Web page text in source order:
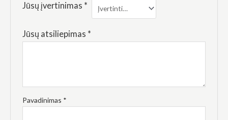
Jūsų įvertinimas *
Jūsų atsiliepimas *
Pavadinimas *
padidinate
suasmenintą
turinį ir